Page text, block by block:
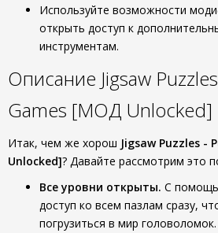
Используйте возможности
открыть доступ к
инструментам.
Описание Jigsaw
Games [МОД Unlocked]
Итак, чем же хорош Jigsaw Puzzles -
Unlocked]? Давайте рассмотрим это
Все уровни открыты. С
доступ ко всем пазлам сразу,
погрузиться в мир головоломок.